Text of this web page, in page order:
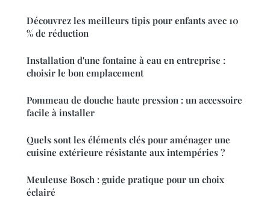
Découvrez les meilleurs tipis pour enfants avec 10
% de réduction
Installation d'une fontaine à eau en entreprise :
choisir le bon emplacement
Pommeau de douche haute pression : un accessoire
facile à installer
Quels sont les éléments clés pour aménager une
cuisine extérieure résistante aux intempéries ?
Meuleuse Bosch : guide pratique pour un choix
éclairé